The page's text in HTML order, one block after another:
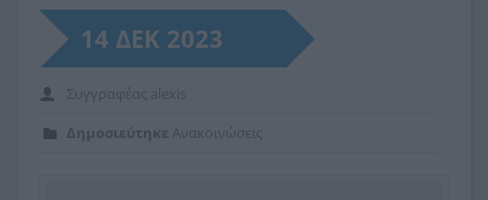
14 ΔΕΚ 2023
Συγγραφέας alexis
Δημοσιεύτηκε Ανακοινώσεις